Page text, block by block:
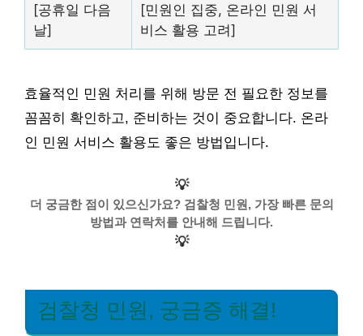
[공휴일 다음
날]
[민원인 집중, 온라인 민원 서
비스 활용 고려]
효율적인 민원 처리를 위해 방문 전 필요한 정보를
꼼꼼히 확인하고, 준비하는 것이 중요합니다. 온라
인 민원 서비스 활용도 좋은 방법입니다.
💡
더 궁금한 점이 있으신가요? 검찰청 민원, 가장 빠른 문의
방법과 연락처를 안내해 드립니다.
💡
검찰청 민원, 궁금증 해결!